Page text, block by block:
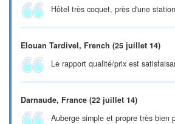
Hôtel très coquet, près d'une
Elouan Tardivel, French (25 juillet 14)
Le rapport qualité/prix est
Darnaude, France (22 juillet 14)
Auberge simple et propre très bien